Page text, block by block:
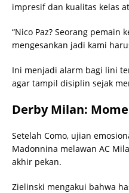
impresif dan kualitas kelas
“Nico Paz? Seorang pemain
mengesankan jadi kami
Ini menjadi alarm bagi lini
agar tampil disiplin sejak
Derby Milan:
Setelah Como, ujian
Madonnina melawan AC
akhir pekan.
Zielinski mengakui bahwa